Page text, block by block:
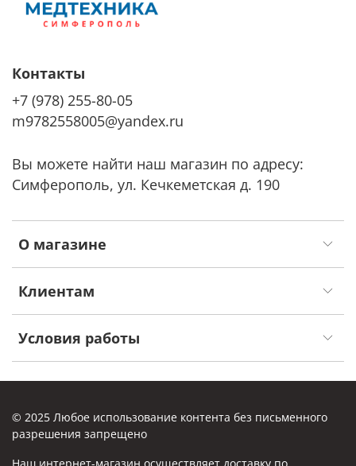
О магазине
Клиентам
Условия работы
Контакты
+7 (978) 255-80-05
m9782558005@yandex.ru
Вы можете найти наш магазин по адресу:
Симферополь, ул. Кечкеметская д. 190
© 2025 Любое использование контента без письменного
разрешения запрещено